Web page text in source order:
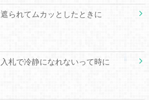
遮られてムカッとしたときに
入札で冷静になれないって時に